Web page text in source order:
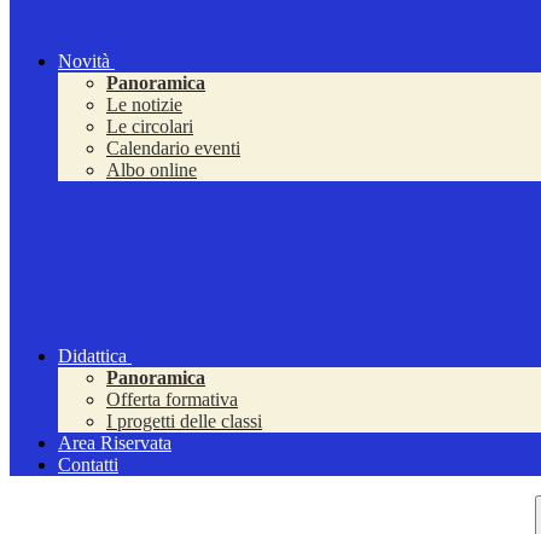
Novità
Panoramica
Le notizie
Le circolari
Calendario eventi
Albo online
Didattica
Panoramica
Offerta formativa
I progetti delle classi
Area Riservata
Contatti